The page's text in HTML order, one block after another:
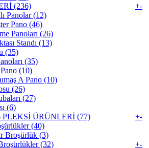
(236)
+-
Panolar (12)
Pano (46)
Panoları (26)
Standı (13)
(35)
(35)
(10)
A Pano (10)
(26)
(27)
(6)
ÜRÜNLERİ (77)
+-
(40)
Broşürlük (3)
(32)
+-